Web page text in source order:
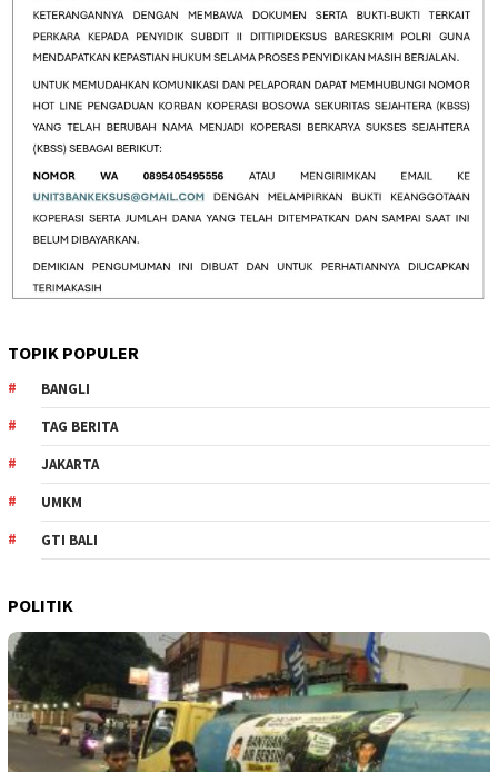
TOPIK POPULER
BANGLI
TAG BERITA
JAKARTA
UMKM
GTI BALI
POLITIK